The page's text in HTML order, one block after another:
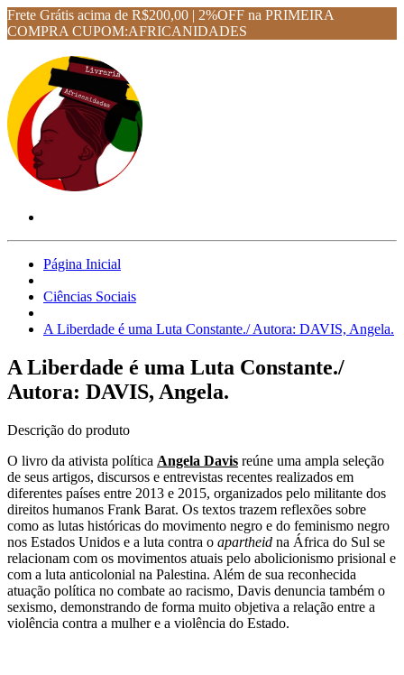
Frete Grátis acima de R$200,00 | 2%OFF na PRIMEIRA
COMPRA CUPOM:AFRICANIDADES
Página Inicial
Ciências Sociais
A Liberdade é uma Luta Constante./ Autora: DAVIS, Angela.
A Liberdade é uma Luta Constante./
Autora: DAVIS, Angela.
Descrição do produto
O livro da ativista política Angela Davis reúne uma ampla seleção
de seus artigos, discursos e entrevistas recentes realizados em
diferentes países entre 2013 e 2015, organizados pelo militante dos
direitos humanos Frank Barat. Os textos trazem reflexões sobre
como as lutas históricas do movimento negro e do feminismo negro
nos Estados Unidos e a luta contra o apartheid na África do Sul se
relacionam com os movimentos atuais pelo abolicionismo prisional e
com a luta anticolonial na Palestina. Além de sua reconhecida
atuação política no combate ao racismo, Davis denuncia também o
sexismo, demonstrando de forma muito objetiva a relação entre a
violência contra a mulher e a violência do Estado.